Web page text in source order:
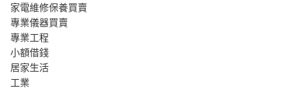
家電維修保養買賣
專業儀器買賣
專業工程
小額借錢
居家生活
工業